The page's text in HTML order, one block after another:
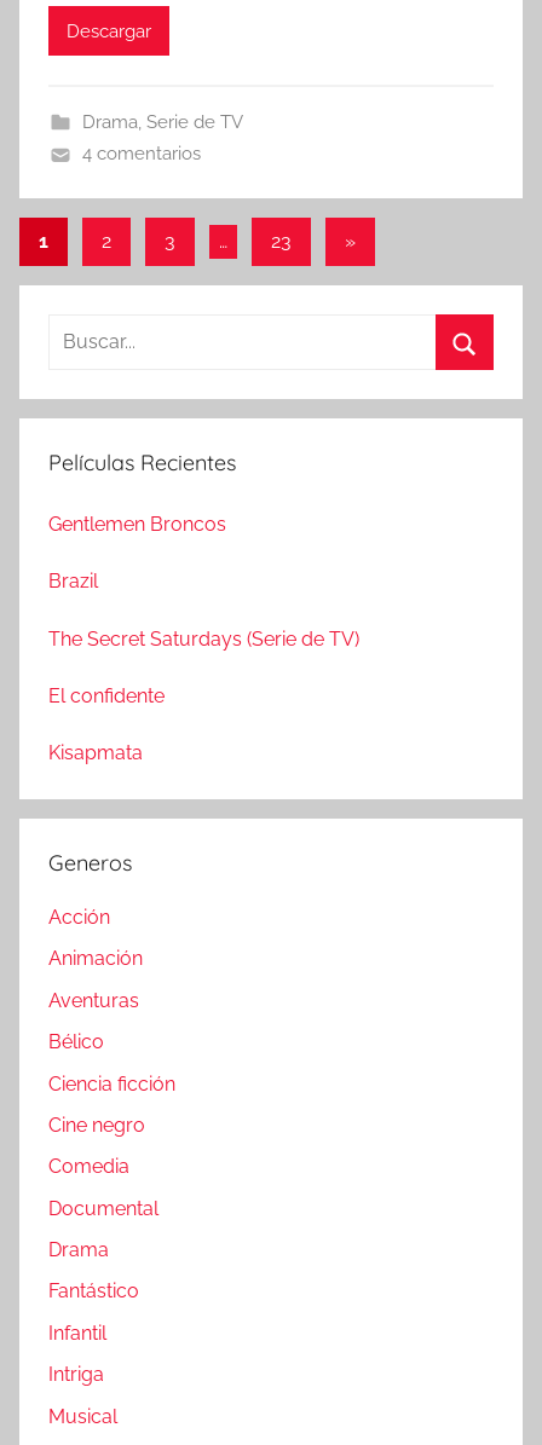
Descargar
Drama, Serie de TV
4 comentarios
Paginación
entradas
1 2 3 … 23
Entradas
»
s
a
:
u
Películas Recientes
Gentlemen Broncos
Brazil
The Secret Saturdays (Serie de TV)
El confidente
Kisapmata
Generos
Acción
Animación
Aventuras
Bélico
Ciencia ficción
Cine negro
Comedia
Documental
Drama
Fantástico
Infantil
Intriga
Musical